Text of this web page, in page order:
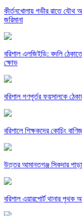
কীর্তনখোলায় গভীর রাতে যৌথ
জরিমানা
বরিশাল এলজিইডি: বদলি
ক্ষোভ
বরিশাল গণপূর্তর ফয়সালকে
বরিশালে শিক্ষকদের কোচিং
উত্তর আমানতগঞ্জ সিকদার পাড়া
বরিশাল এয়ারপোর্ট থানার পৃথক